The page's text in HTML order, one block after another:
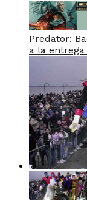
Predator:
a la